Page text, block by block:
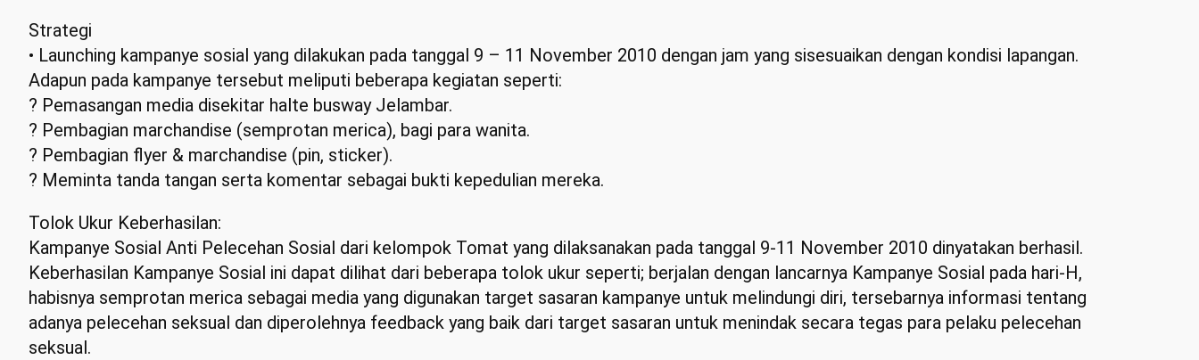
Strategi
• Launching kampanye sosial yang dilakukan pada tanggal 9 – 11 November 2010 dengan jam yang sisesuaikan dengan kondisi lapangan.
Adapun pada kampanye tersebut meliputi beberapa kegiatan seperti:
? Pemasangan media disekitar halte busway Jelambar.
? Pembagian marchandise (semprotan merica), bagi para wanita.
? Pembagian flyer & marchandise (pin, sticker).
? Meminta tanda tangan serta komentar sebagai bukti kepedulian mereka.
Tolok Ukur Keberhasilan:
Kampanye Sosial Anti Pelecehan Sosial dari kelompok Tomat yang dilaksanakan pada tanggal 9-11 November 2010 dinyatakan berhasil.
Keberhasilan Kampanye Sosial ini dapat dilihat dari beberapa tolok ukur seperti; berjalan dengan lancarnya Kampanye Sosial pada hari-H,
habisnya semprotan merica sebagai media yang digunakan target sasaran kampanye untuk melindungi diri, tersebarnya informasi tentang
adanya pelecehan seksual dan diperolehnya feedback yang baik dari target sasaran untuk menindak secara tegas para pelaku pelecehan
seksual.